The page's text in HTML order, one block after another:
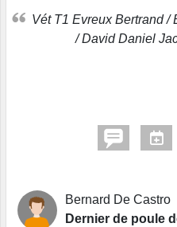
Vét T1 Evreux Bertrand / Bernard descendent en D5
/ David Daniel
Bernard De Castro
Dernier de poule